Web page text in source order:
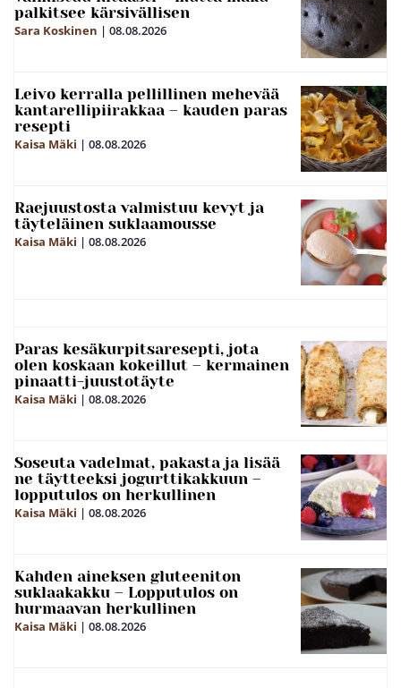
palkitsee kärsivällisen
Sara Koskinen | 08.08.2026
Leivo kerralla pellillinen mehevää
kantarellipiirakkaa – kauden paras
resepti
Kaisa Mäki | 08.08.2026
Raejuustosta valmistuu kevyt ja
täyteläinen suklaamousse
Kaisa Mäki | 08.08.2026
Paras kesäkurpitsaresepti, jota
olen koskaan kokeillut – kermainen
pinaatti-juustotäyte
Kaisa Mäki | 08.08.2026
Soseuta vadelmat, pakasta ja lisää
ne täytteeksi jogurttikakkuun –
lopputulos on herkullinen
Kaisa Mäki | 08.08.2026
Kahden aineksen gluteeniton
suklaakakku – Lopputulos on
hurmaavan herkullinen
Kaisa Mäki | 08.08.2026